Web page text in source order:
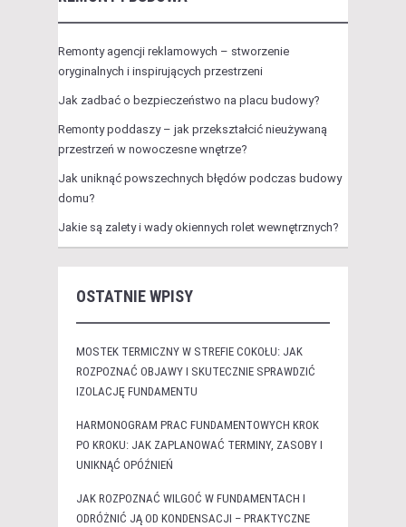
Remonty agencji reklamowych – stworzenie
oryginalnych i inspirujących przestrzeni
Jak zadbać o bezpieczeństwo na placu budowy?
Remonty poddaszy – jak przekształcić nieużywaną
przestrzeń w nowoczesne wnętrze?
Jak uniknąć powszechnych błędów podczas budowy
domu?
Jakie są zalety i wady okiennych rolet wewnętrznych?
OSTATNIE WPISY
MOSTEK TERMICZNY W STREFIE COKOŁU: JAK
ROZPOZNAĆ OBJAWY I SKUTECZNIE SPRAWDZIĆ
IZOLACJĘ FUNDAMENTU
HARMONOGRAM PRAC FUNDAMENTOWYCH KROK
PO KROKU: JAK ZAPLANOWAĆ TERMINY, ZASOBY I
UNIKNĄĆ OPÓŹNIEŃ
JAK ROZPOZNAĆ WILGOĆ W FUNDAMENTACH I
ODRÓŻNIĆ JĄ OD KONDENSACJI – PRAKTYCZNE